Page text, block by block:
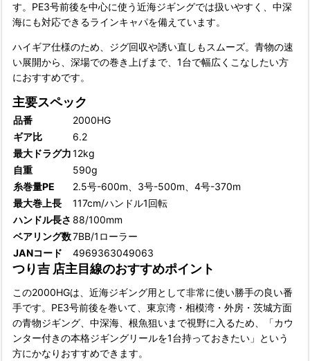
す。PE3号前後を中心に使う近海ジギングでは扱いやすく、中深
海にも対応できるラインキャパを備えています。
ハイギア仕様のため、ジグ回収や誘い直しもスムーズ。青物の速
い展開から、深場での巻き上げまで、1台で幅広くこなしたい方
におすすめです。
主要スペック
品番
2000HG
ギア比
6.2
最大ドラグ力12kg
自重
590g
糸巻量PE
2.5号-600m、3号-500m、4号-370m
最大巻上長
117cm/ハンドル1回転
ハンドル長さ 88/100mm
ベアリング数7BB/1ローラー
JANコード
4969363049063
つり吉 店主目線のおすすめポイント
この2000HGは、近海ジギング用として非常に使い勝手の良い番
手です。PE3号前後を巻いて、東京湾・相模湾・外房・茨城方面
の青物ジギング、中深海、根魚狙いまで視野に入るため、「カウ
ンター付きの本格ジギングリールを1台持っておきたい」という
方にかなりおすすめできます。